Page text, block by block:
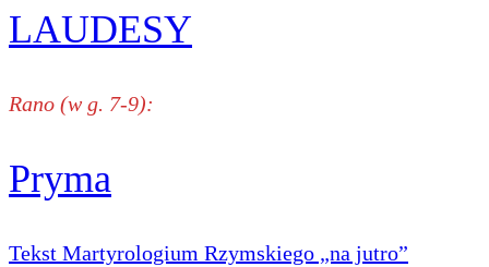
LAUDESY
Rano (w g. 7-9):
Pryma
Tekst Martyrologium Rzymskiego „na jutro”